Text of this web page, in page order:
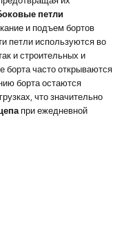
петли
и подъем бортов
петли используются во
и строительных и
борта часто открываются
борта остаются
что значительно
при ежедневной